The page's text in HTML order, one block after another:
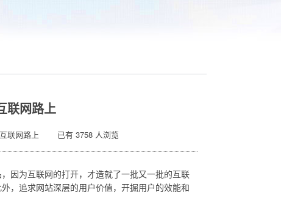
联网路上
互联网路上 已有 3758 人浏览
因为互联网的打开，才造就了一批又一批的互联
，追求网站深层的用户价值，开掘用户的效能和